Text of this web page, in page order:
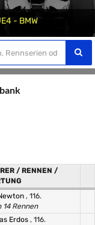
- BMW
/ RENNEN /
, 116.
14 Rennen
Erdos , 116.